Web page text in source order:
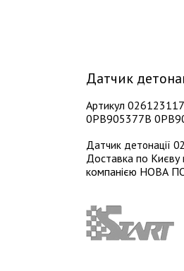
Датчик
Артикул
0PB905377B
Датчик детонації
Доставка по Києву
компанією НОВА